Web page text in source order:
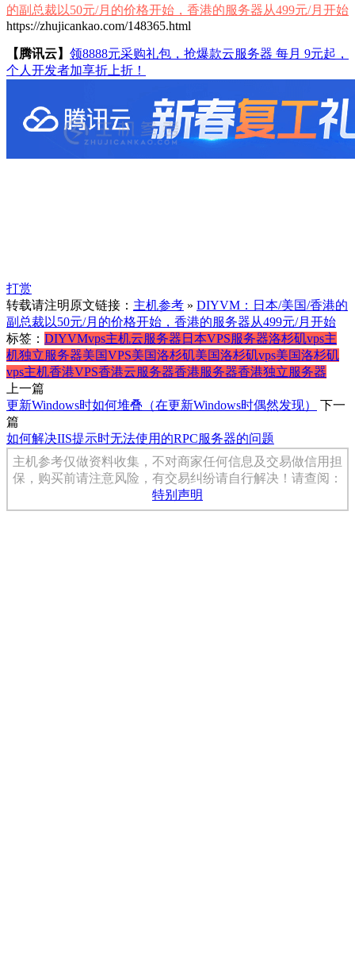
的副总裁以50元/月的价格开始，香港的服务器从499元/月开始
https://zhujicankao.com/148365.html
【腾讯云】 领8888元采购礼包，抢爆款云服务器 每月 9元起，
个人开发者加享折上折！
打赏
转载请注明原文链接： 主机参考 » DIYVM：日本/美国/香港的
副总裁以50元/月的价格开始，香港的服务器从499元/月开始
标签： DIYVMvps主机云服务器 日本VPS服务器洛杉矶vps主
机独立服务器美国VPS美国洛杉矶美国洛杉矶vps美国洛杉矶
vps主机香港VPS香港云服务器香港服务器香港独立服务器
上一篇
更新Windows时如何堆叠（在更新Windows时偶然发现）
下一
篇
如何解决IIS提示时无法使用的RPC服务器的问题
主机参考仅做资料收集，不对商家任何信息及交易做信用担
保，购买前请注意风险，有交易纠纷请自行解决！请查阅：
特别声明